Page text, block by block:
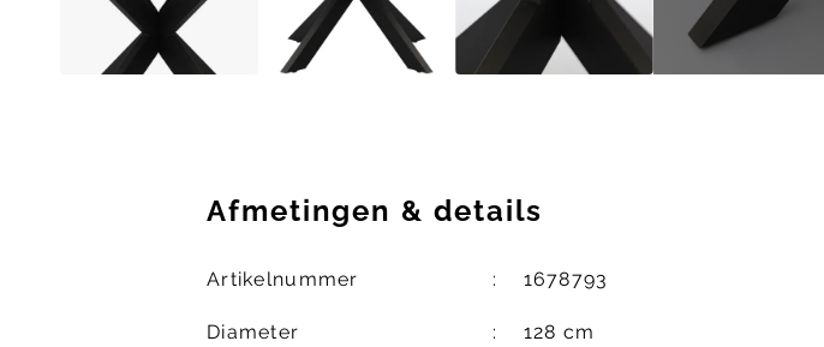
Afmetingen & details
Artikelnummer 1678793
Diameter 128 cm